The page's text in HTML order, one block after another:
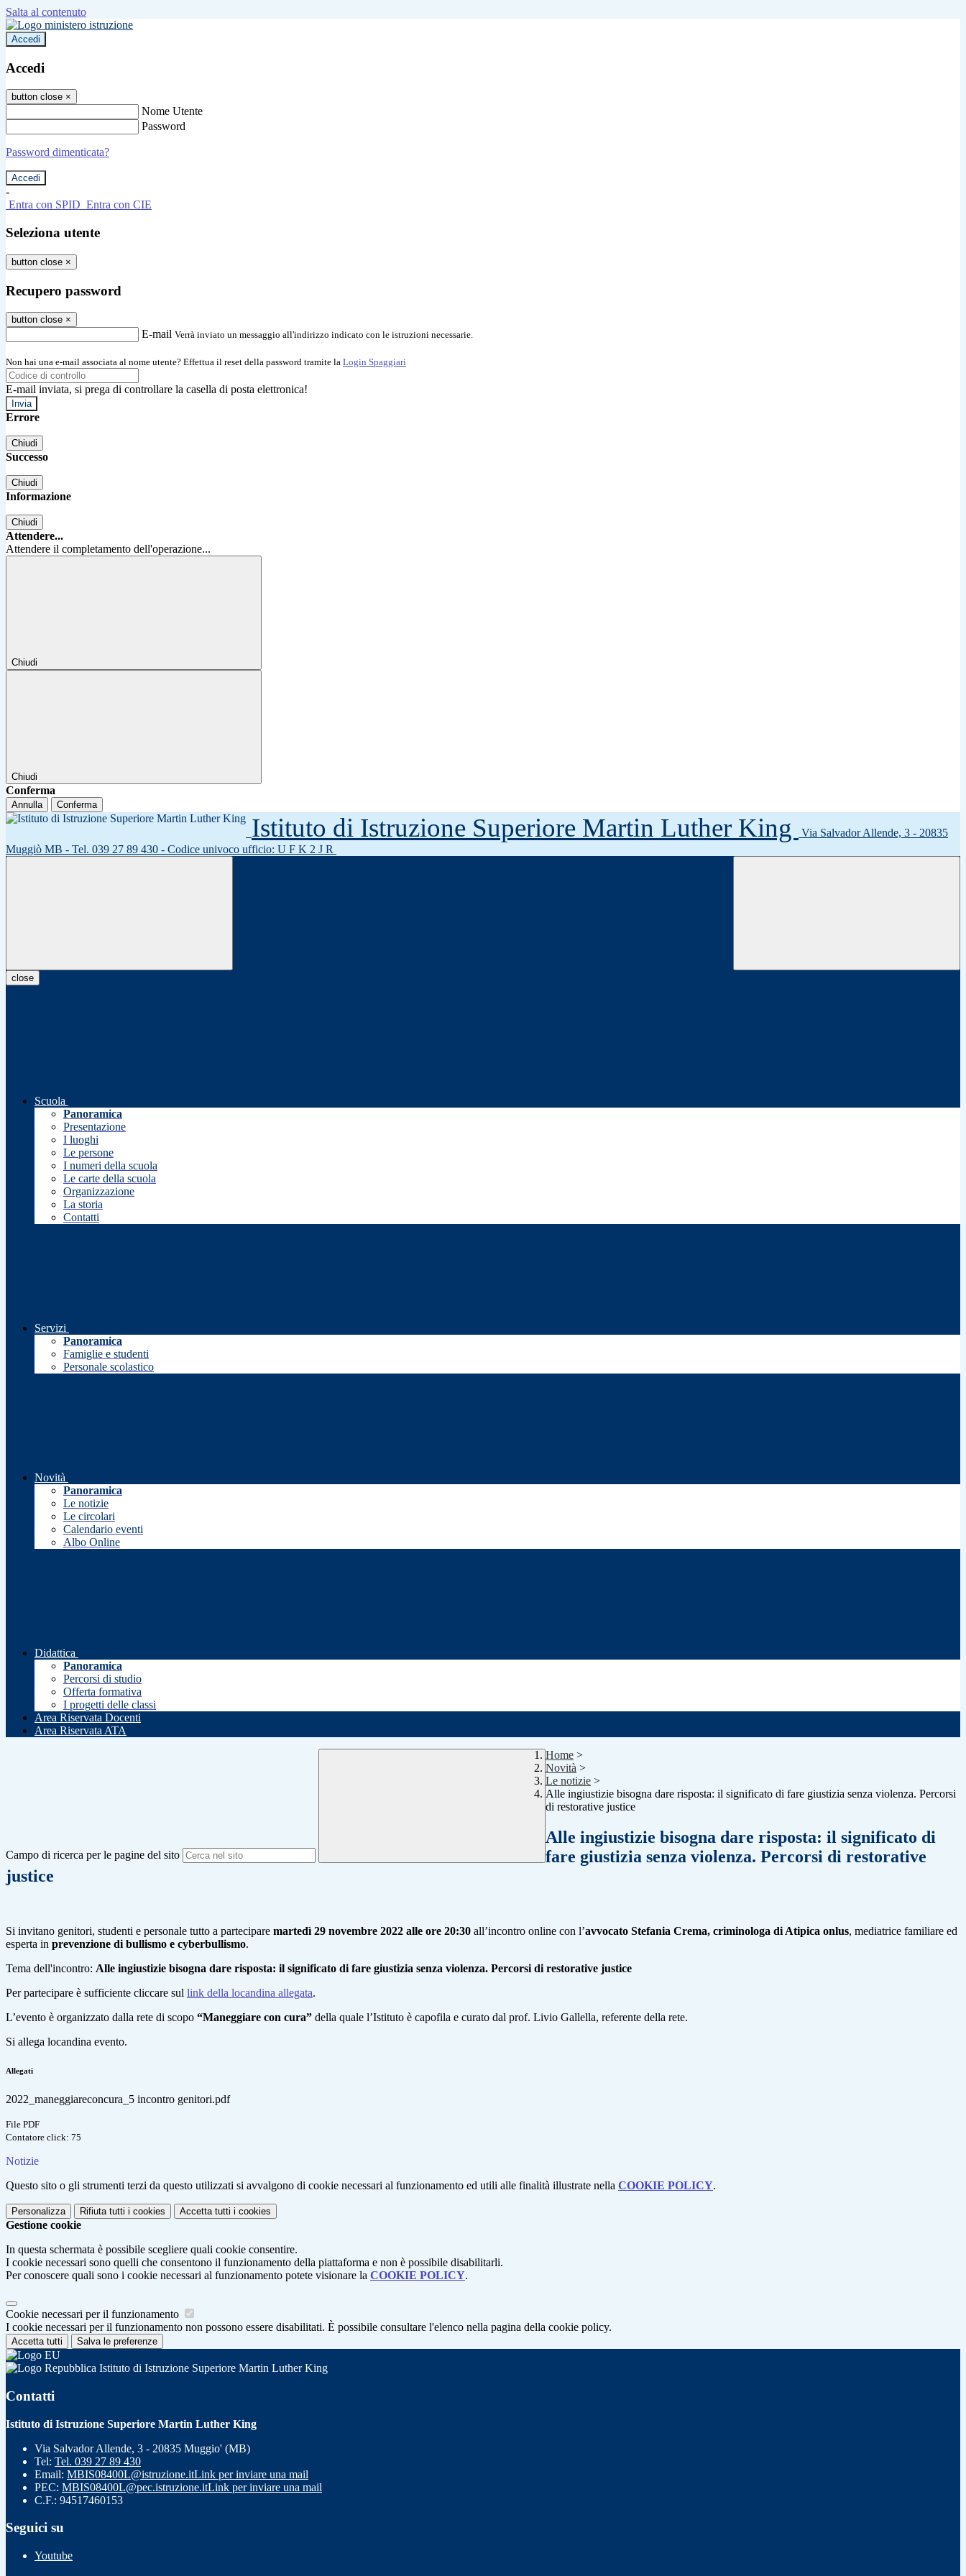
Salta al contenuto
Accedi
Accedi
button close ×
Nome Utente
Password
Password dimenticata?
-
Entra con SPID Entra con CIE
Seleziona utente
button close ×
Recupero password
button close ×
E-mail Verrà inviato un messaggio all'indirizzo indicato con le istruzioni necessarie.
Non hai una e-mail associata al nome utente? Effettua il reset della password tramite la Login Spaggiari
E-mail inviata, si prega di controllare la casella di posta elettronica!
Errore
Chiudi
Successo
Chiudi
Informazione
Chiudi
Attendere...
Attendere il completamento dell'operazione...
Chiudi
Chiudi
Conferma
Annulla Conferma
Istituto di Istruzione Superiore Martin Luther King
Via Salvador Allende, 3 - 20835
Muggiò MB - Tel. 039 27 89 430 - Codice univoco ufficio: U F K 2 J R
close
Scuola
Panoramica
Presentazione
I luoghi
Le persone
I numeri della scuola
Le carte della scuola
Organizzazione
La storia
Contatti
Servizi
Panoramica
Famiglie e studenti
Personale scolastico
Novità
Panoramica
Le notizie
Le circolari
Calendario eventi
Albo Online
Didattica
Panoramica
Percorsi di studio
Offerta formativa
I progetti delle classi
Area Riservata Docenti
Area Riservata ATA
Campo di ricerca per le pagine del sito
Home >
Novità >
Le notizie >
Alle ingiustizie bisogna dare risposta: il significato di fare giustizia senza violenza. Percorsi
di restorative justice
Alle ingiustizie bisogna dare risposta: il significato di
fare giustizia senza violenza. Percorsi di restorative
justice
Si invitano genitori, studenti e personale tutto a partecipare martedì 29 novembre 2022 alle ore 20:30 all’incontro online con l’avvocato Stefania Crema, criminologa di Atipica onlus, mediatrice familiare ed
esperta in prevenzione di bullismo e cyberbullismo.
Tema dell'incontro: Alle ingiustizie bisogna dare risposta: il significato di fare giustizia senza violenza. Percorsi di restorative justice
Per partecipare è sufficiente cliccare sul link della locandina allegata.
L’evento è organizzato dalla rete di scopo “Maneggiare con cura” della quale l’Istituto è capofila e curato dal prof. Livio Gallella, referente della rete.
Si allega locandina evento.
Allegati
2022_maneggiareconcura_5 incontro genitori.pdf
File PDF
Contatore click: 75
Notizie
Questo sito o gli strumenti terzi da questo utilizzati si avvalgono di cookie necessari al funzionamento ed utili alle finalità illustrate nella COOKIE POLICY.
Personalizza Rifiuta tutti i cookies Accetta tutti i cookies
Gestione cookie
In questa schermata è possibile scegliere quali cookie consentire.
I cookie necessari sono quelli che consentono il funzionamento della piattaforma e non è possibile disabilitarli.
Per conoscere quali sono i cookie necessari al funzionamento potete visionare la COOKIE POLICY.
Cookie necessari per il funzionamento
I cookie necessari per il funzionamento non possono essere disabilitati. È possibile consultare l'elenco nella pagina della cookie policy.
Accetta tutti Salva le preferenze
Istituto di Istruzione Superiore Martin Luther King
Contatti
Istituto di Istruzione Superiore Martin Luther King
Via Salvador Allende, 3 - 20835 Muggio' (MB)
Tel: Tel. 039 27 89 430
Email: MBIS08400L@istruzione.itLink per inviare una mail
PEC: MBIS08400L@pec.istruzione.itLink per inviare una mail
C.F.: 94517460153
Seguici su
Youtube